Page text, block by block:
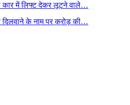
कार में लिफ्ट देकर लूटने वाले…
दिलवाने के नाम पर करोड़ की…